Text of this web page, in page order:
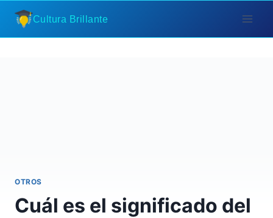
Saltar
contenido
Cultura Brillante
OTROS
Cuál es el significado del